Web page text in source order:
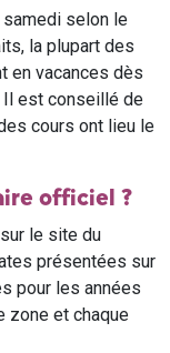
selon le
la plupart des
en vacances dès
Il est conseillé de
cours ont lieu le
officiel ?
le site du
présentées sur
pour les années
zone et chaque